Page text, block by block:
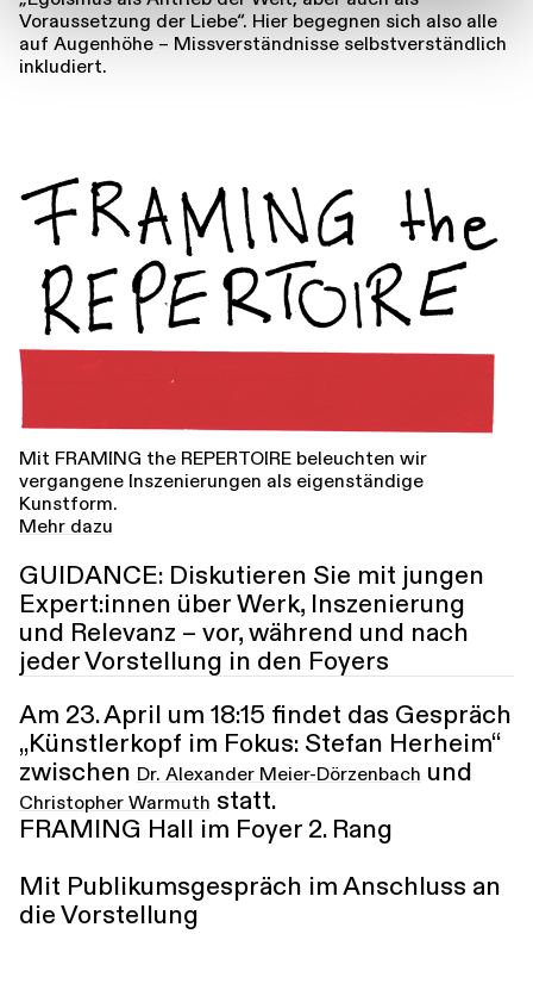
Voraussetzung der Liebe“. Hier begegnen sich also alle
auf Augenhöhe – Missverständnisse selbstverständlich
inkludiert.
Mit FRAMING the REPERTOIRE beleuchten wir
vergangene Inszenierungen als eigenständige
Kunstform.
Mehr dazu
GUIDANCE: Diskutieren Sie mit jungen
Expert:innen über Werk, Inszenierung
und Relevanz – vor, während und nach
jeder Vorstellung in den Foyers
Am 23. April um 18:15 findet das Gespräch
„Künstlerkopf im Fokus: Stefan Herheim“
zwischen Dr. Alexander Meier-Dörzenbach und
Christopher Warmuth statt.
FRAMING Hall im Foyer 2. Rang
Mit Publikumsgespräch im Anschluss an
die Vorstellung